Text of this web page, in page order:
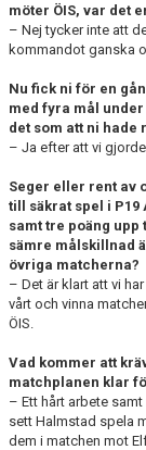
möter ÖIS, var det
– Nej tycker inte att
kommandot ganska
Nu fick ni för en
med fyra mål
det som att ni hade
– Ja efter att vi
Seger eller rent av
till säkrat spel i P19
samt tre poäng
sämre målskillnad
övriga matcherna?
– Det är klart att vi
vårt och vinna
ÖIS.
Vad kommer att
matchplanen klar
– Ett hårt arbete
sett Halmstad spela
dem i matchen mot